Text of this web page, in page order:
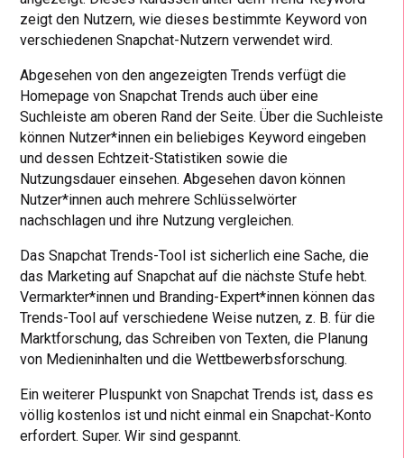
zeigt den Nutzern, wie dieses bestimmte Keyword von
verschiedenen Snapchat-Nutzern verwendet wird.
Abgesehen von den angezeigten Trends verfügt die
Homepage von Snapchat Trends auch über eine
Suchleiste am oberen Rand der Seite. Über die Suchleiste
können Nutzer*innen ein beliebiges Keyword eingeben
und dessen Echtzeit-Statistiken sowie die
Nutzungsdauer einsehen. Abgesehen davon können
Nutzer*innen auch mehrere Schlüsselwörter
nachschlagen und ihre Nutzung vergleichen.
Das Snapchat Trends-Tool ist sicherlich eine Sache, die
das Marketing auf Snapchat auf die nächste Stufe hebt.
Vermarkter*innen und Branding-Expert*innen können das
Trends-Tool auf verschiedene Weise nutzen, z. B. für die
Marktforschung, das Schreiben von Texten, die Planung
von Medieninhalten und die Wettbewerbsforschung.
Ein weiterer Pluspunkt von Snapchat Trends ist, dass es
völlig kostenlos ist und nicht einmal ein Snapchat-Konto
erfordert. Super. Wir sind gespannt.